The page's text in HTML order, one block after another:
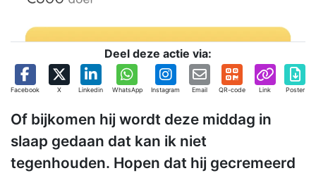
Deel deze actie via:
Facebook X Linkedin WhatsApp Instagram Email QR-code Link Poster
Of bijkomen hij wordt deze middag in
slaap gedaan dat kan ik niet
tegenhouden. Hopen dat hij gecremeerd